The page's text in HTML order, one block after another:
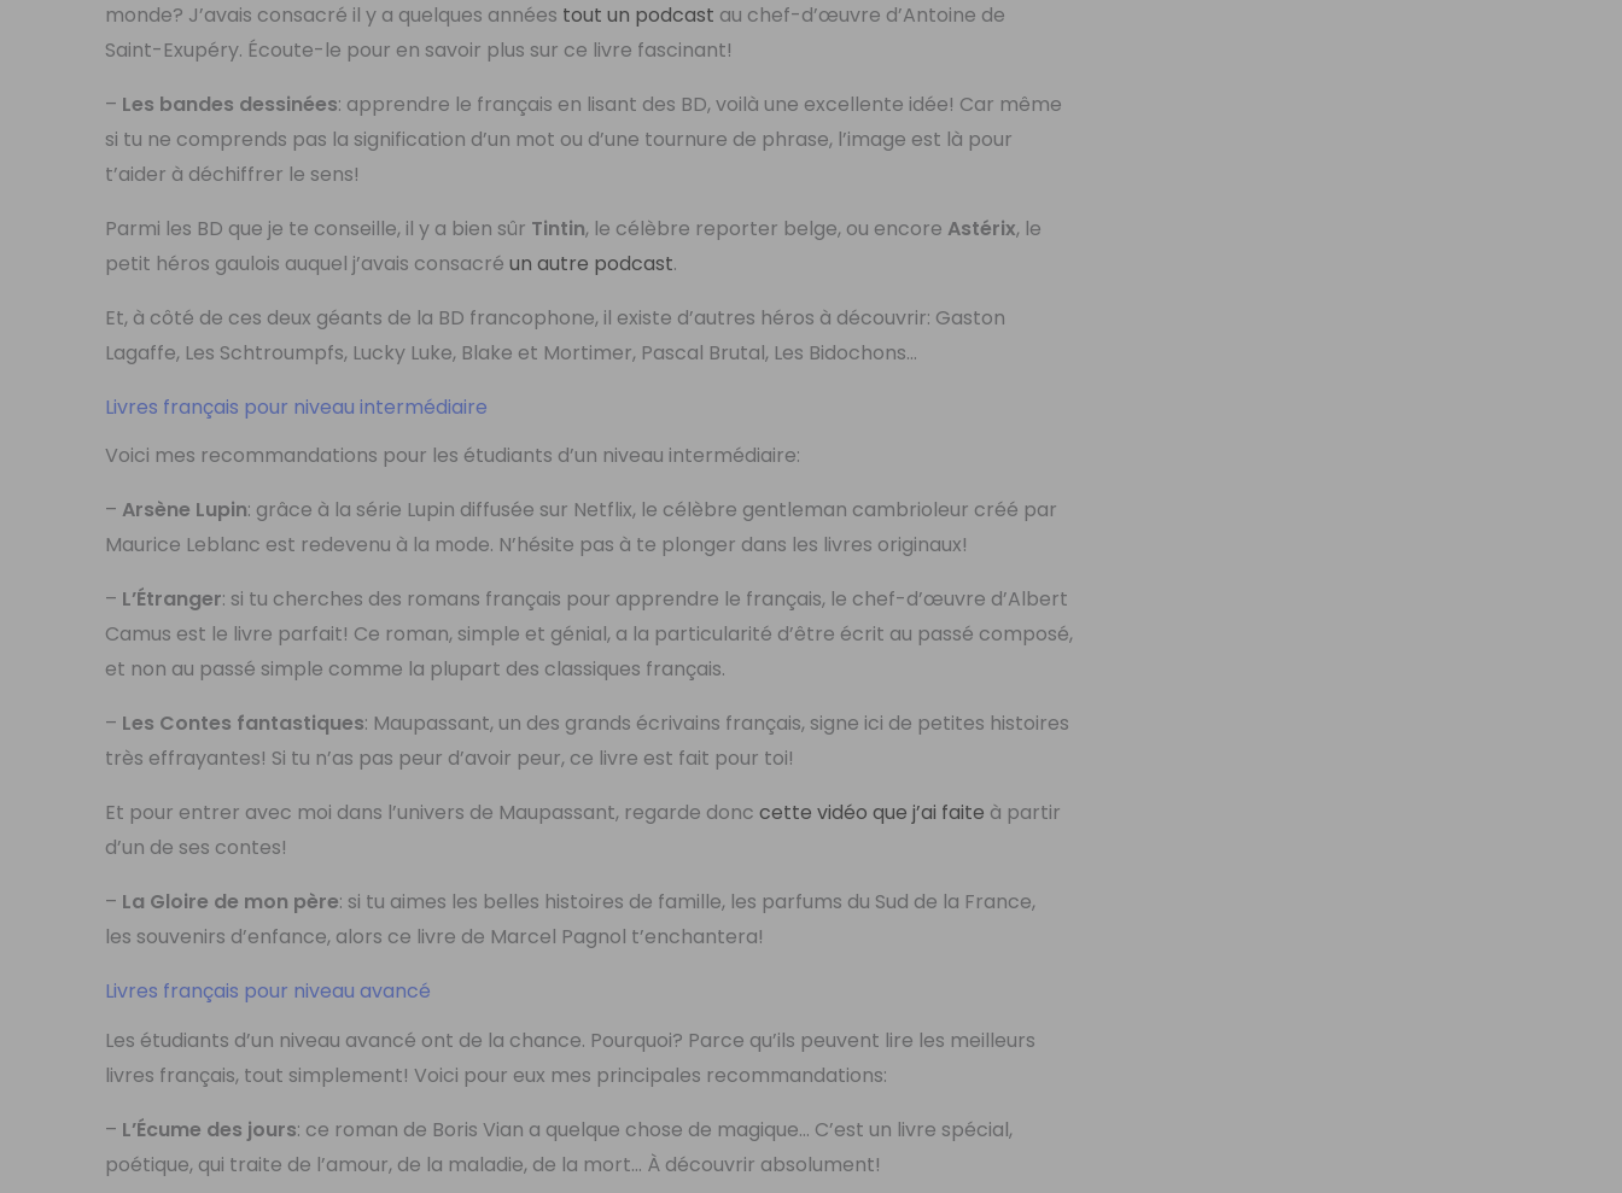
monde? J’avais consacré il y a quelques années tout un podcast au chef-d’œuvre d’Antoine de
Saint-Exupéry. Écoute-le pour en savoir plus sur ce livre fascinant!
– Les bandes dessinées: apprendre le français en lisant des BD, voilà une excellente idée! Car même
si tu ne comprends pas la signification d’un mot ou d’une tournure de phrase, l’image est là pour
t’aider à déchiffrer le sens!
Parmi les BD que je te conseille, il y a bien sûr Tintin, le célèbre reporter belge, ou encoreAstérix, le
petit héros gaulois auquel j’avais consacréun autre podcast.
Et, à côté de ces deux géants de la BD francophone, il existe d’autres héros à découvrir: Gaston
Lagaffe, Les Schtroumpfs, Lucky Luke, Blake et Mortimer, Pascal Brutal, Les Bidochons…
Livres français pour niveau intermédiaire
Voici mes recommandations pour les étudiants d’un niveau intermédiaire:
–Arsène Lupin: grâce à la série Lupin diffusée sur Netflix, le célèbre gentleman cambrioleur créé par
Maurice Leblanc est redevenu à la mode. N’hésite pas à te plonger dans les livres originaux!
– L’Étranger: si tu cherches des romans français pour apprendre le français, le chef-d’œuvre d’Albert
Camus est le livre parfait! Ce roman, simple et génial, a la particularité d’être écrit au passé composé,
et non au passé simple comme la plupart des classiques français.
– Les Contes fantastiques: Maupassant, un des grands écrivains français, signe ici de petites histoires
très effrayantes! Si tu n’as pas peur d’avoir peur, ce livre est fait pour toi!
Et pour entrer avec moi dans l’univers de Maupassant, regarde donccette vidéo que j’ai faite à partir
d’un de ses contes!
– La Gloire de mon père: si tu aimes les belles histoires de famille, les parfums du Sud de la France,
les souvenirs d’enfance, alors ce livre de Marcel Pagnol t’enchantera!
Livres français pour niveau avancé
Les étudiants d’un niveau avancé ont de la chance. Pourquoi? Parce qu’ils peuvent lire les meilleurs
livres français, tout simplement! Voici pour eux mes principales recommandations:
– L’Écume des jours: ce roman de Boris Vian a quelque chose de magique… C’est un livre spécial,
poétique, qui traite de l’amour, de la maladie, de la mort… À découvrir absolument!